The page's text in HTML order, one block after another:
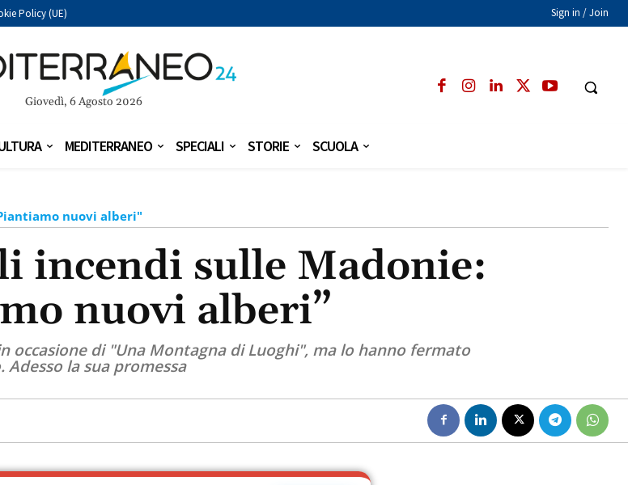
Policy (UE) Sign in / Join
Giovedì, 6 Agosto 2026
MEDITERRANEO SPECIALI STORIE SCUOLA
nuovi alberi"
incendi sulle Madonie:
nuovi alberi”
occasione di "Una Montagna di Luoghi", ma lo hanno fermato
la sua promessa